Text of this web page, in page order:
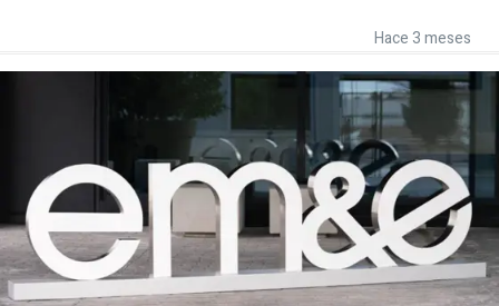
Hace 3 meses